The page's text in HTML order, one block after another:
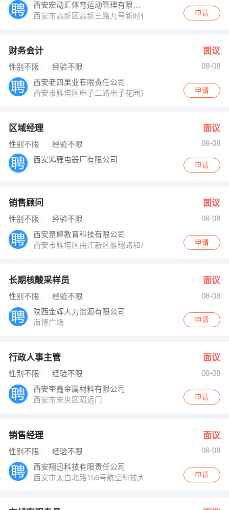
西安宏动汇体育运动管理有限公司
西安市高新区高新三路九号新时代大厦2楼201室申请
财务会计 面议
性别不限 经验不限
08-08
西安老四果业有限责任公司
西安市雁塔区电子二路电子花园对面老四果业
申请
区域经理 面议
性别不限 经验不限
08-08
西安鸿雁电器厂有限公司
申请
销售顾问 面议
性别不限 经验不限
08-08
西安景婷教育科技有限公司
西安市雁塔区曲江新区雁翔路和众曲江城阅西门小书童
申请
长期核酸采样员 面议
性别不限 经验不限
08-08
陕西金辉人力资源有限公司
海博广场
申请
行政人事主管 面议
性别不限 经验不限
08-08
西安奎鑫金属材料有限公司
西安市未央区昭远门
申请
销售经理 面议
性别不限 经验不限
08-08
西安翔迅科技有限责任公司
西安市太白北路156号航空科技大厦（631所老区北侧）
申请